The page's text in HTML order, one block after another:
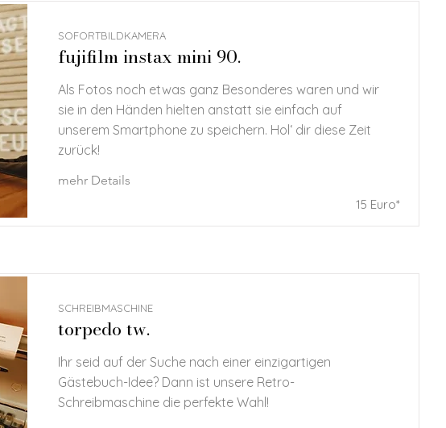
SOFORTBILDKAMERA
fujifilm instax mini 90.
Als Fotos noch etwas ganz Besonderes waren und wir
sie in den Händen hielten anstatt sie einfach auf
unserem Smartphone zu speichern. Hol‘ dir diese Zeit
zurück!
mehr Details
15 Euro*
SCHREIBMASCHINE
torpedo tw.
Ihr seid auf der Suche nach einer einzigartigen
Gästebuch-Idee? Dann ist unsere Retro-
Schreibmaschine die perfekte Wahl!